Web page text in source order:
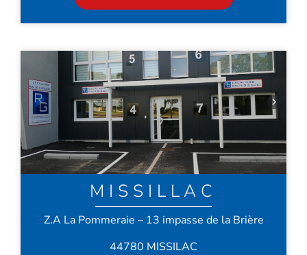
MISSILLAC
Z.A La Pommeraie – 13 impasse de la Brière
44780 MISSILAC